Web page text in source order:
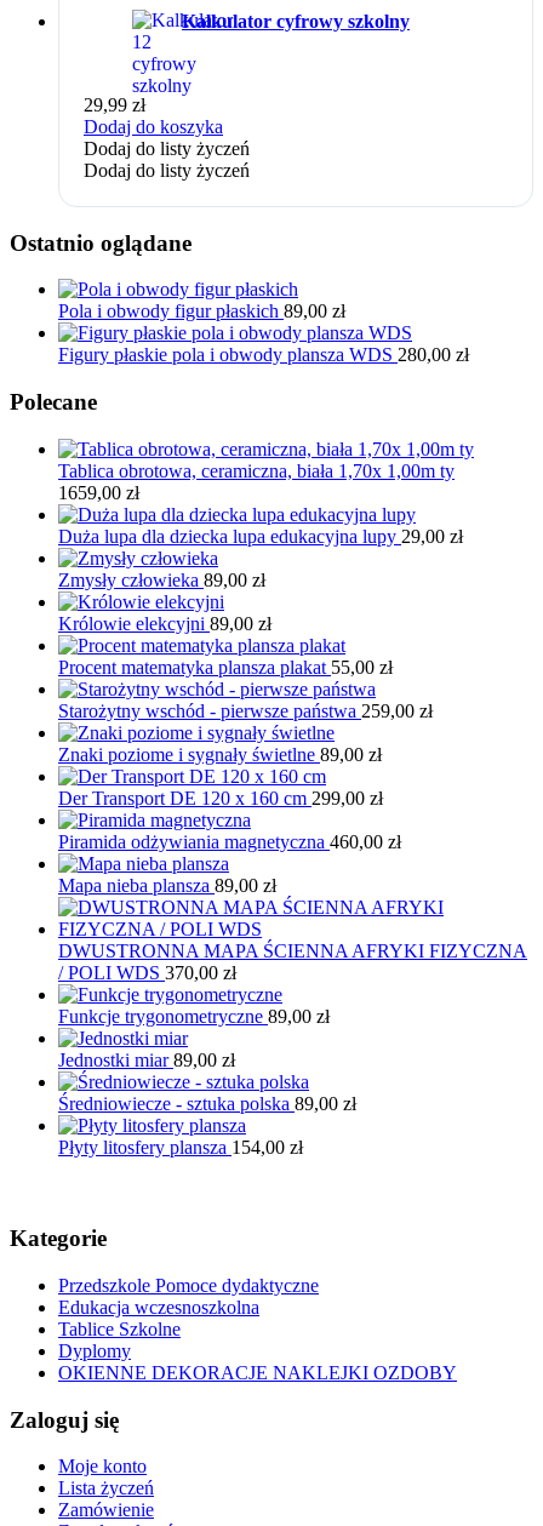
Kalkulator cyfrowy szkolny
29,99 zł
Dodaj do koszyka
Dodaj do listy życzeń
Dodaj do listy życzeń
Ostatnio oglądane
Pola i obwody figur płaskich 89,00 zł
Figury płaskie pola i obwody plansza WDS 280,00 zł
Polecane
Tablica obrotowa, ceramiczna, biała 1,70x 1,00m ty
1659,00 zł
Duża lupa dla dziecka lupa edukacyjna lupy 29,00 zł
Zmysły człowieka 89,00 zł
Królowie elekcyjni 89,00 zł
Procent matematyka plansza plakat 55,00 zł
Starożytny wschód - pierwsze państwa 259,00 zł
Znaki poziome i sygnały świetlne 89,00 zł
Der Transport DE 120 x 160 cm 299,00 zł
Piramida odżywiania magnetyczna 460,00 zł
Mapa nieba plansza 89,00 zł
DWUSTRONNA MAPA ŚCIENNA AFRYKI FIZYCZNA
/ POLI WDS 370,00 zł
Funkcje trygonometryczne 89,00 zł
Jednostki miar89,00 zł
Średniowiecze - sztuka polska 89,00 zł
Płyty litosfery plansza 154,00 zł
Kategorie
Przedszkole Pomoce dydaktyczne
Edukacja wczesnoszkolna
Tablice Szkolne
Dyplomy
OKIENNE DEKORACJE NAKLEJKI OZDOBY
Zaloguj się
Moje konto
Lista życzeń
Zamówienie